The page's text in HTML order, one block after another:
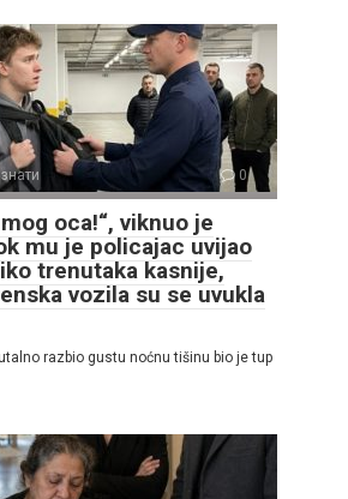
0
oca!“, viknuo je
mu je policajac uvijao
trenutaka kasnije,
vozila su se uvukla
razbio gustu noćnu tišinu bio je tup